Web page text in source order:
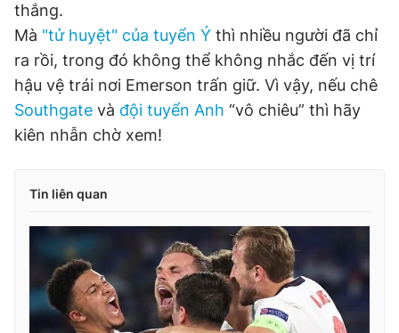
thắng.
Mà "tử huyệt" của tuyển Ý thì nhiều người đã chỉ
ra rồi, trong đó không thể không nhắc đến vị trí
hậu vệ trái nơi Emerson trấn giữ. Vì vậy, nếu chê
Southgate và đội tuyển Anh “vô chiêu” thì hãy
kiên nhẫn chờ xem!
Tin liên quan